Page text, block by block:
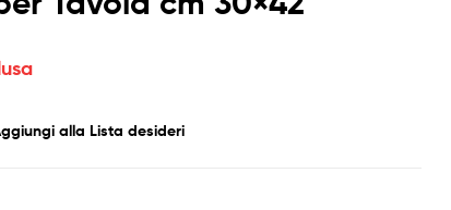
alla Lista desideri